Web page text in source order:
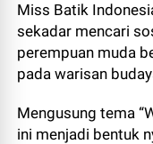
Miss Batik
sekadar mencari
perempuan muda
pada warisan
Mengusung tema
ini menjadi bentuk